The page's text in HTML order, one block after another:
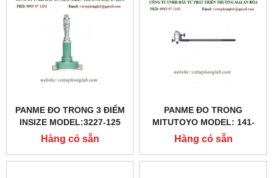
PANME ĐO TRONG 3 ĐIỂM
INSIZE MODEL:3227-125
Hàng có sẵn
PANME ĐO TRONG
MITUTOYO MODEL: 141-
205
Hàng có sẵn